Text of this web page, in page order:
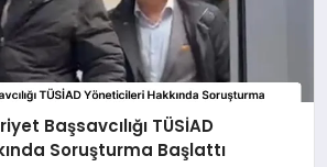
Başsavcılığı TÜSİAD
Soruşturma Başlattı